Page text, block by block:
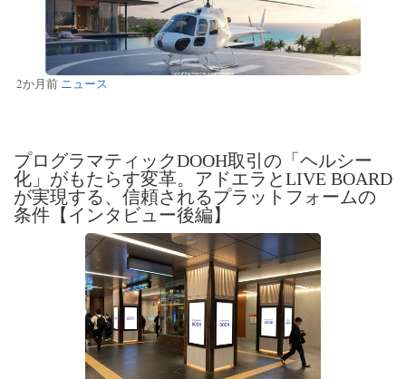
2か月前 ニュース
プログラマティックDOOH取引の「ヘルシー
化」がもたらす変革。アドエラとLIVE BOARD
が実現する、信頼されるプラットフォームの
条件【インタビュー後編】